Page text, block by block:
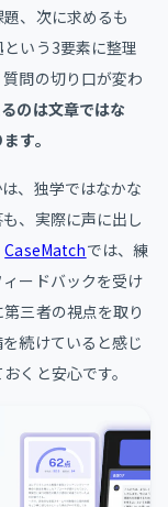
、次に求めるも
いう3要素に整理
問の切り口が変わ
のは文章ではな
す。
、独学ではなかな
、実際に声に出し
CaseMatchでは、練
ードバックを受け
三者の視点を取り
続けていると感じ
くと安心です。